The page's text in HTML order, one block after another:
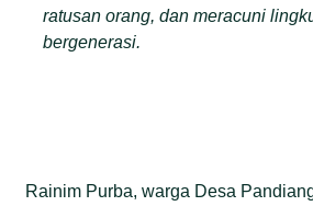
ratusan orang, dan meracuni
bergenerasi.
Rainim Purba, warga Desa